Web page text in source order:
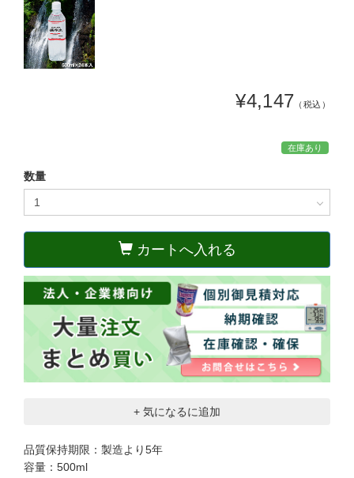
¥4,147 （税込）
在庫あり
数量
カートへ入れる
+ 気になるに追加
品質保持期限：製造より5年
容量：500ml